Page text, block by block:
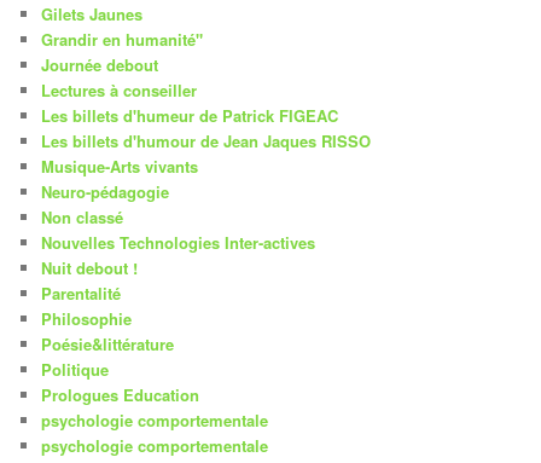
Gilets Jaunes
Grandir en humanité"
Journée debout
Lectures à conseiller
Les billets d'humeur de Patrick FIGEAC
Les billets d'humour de Jean Jaques RISSO
Musique-Arts vivants
Neuro-pédagogie
Non classé
Nouvelles Technologies Inter-actives
Nuit debout !
Parentalité
Philosophie
Poésie&littérature
Politique
Prologues Education
psychologie comportementale
psychologie comportementale